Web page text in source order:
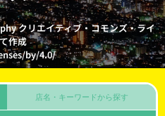
クリエイティブ・コモンズ・ライ
作成
by/4.0/
店名・キーワードから探す